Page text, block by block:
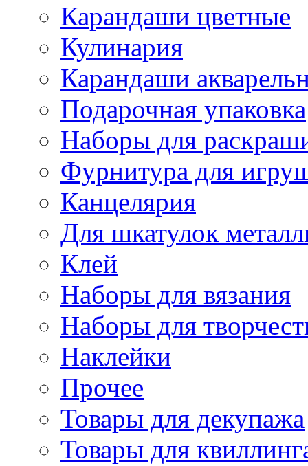
Карандаши цветные
Кулинария
Карандаши
Подарочная упаковка
Наборы для
Фурнитура для
Канцелярия
Для шкатулок
Клей
Наборы для вязания
Наборы для
Наклейки
Прочее
Товары для декупажа
Товары для